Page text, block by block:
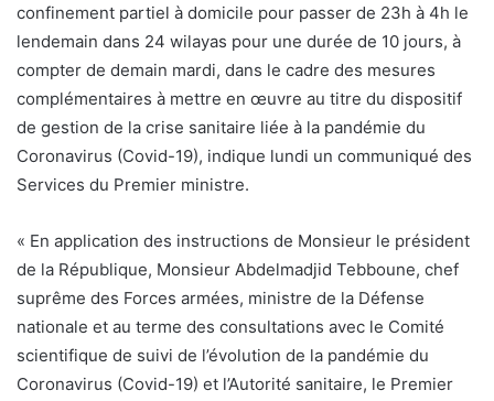
confinement partiel à domicile pour passer de 23h à 4h le
lendemain dans 24 wilayas pour une durée de 10 jours, à
compter de demain mardi, dans le cadre des mesures
complémentaires à mettre en œuvre au titre du dispositif
de gestion de la crise sanitaire liée à la pandémie du
Coronavirus (Covid-19), indique lundi un communiqué des
Services du Premier ministre.
« En application des instructions de Monsieur le président
de la République, Monsieur Abdelmadjid Tebboune, chef
suprême des Forces armées, ministre de la Défense
nationale et au terme des consultations avec le Comité
scientifique de suivi de l’évolution de la pandémie du
Coronavirus (Covid-19) et l’Autorité sanitaire, le Premier